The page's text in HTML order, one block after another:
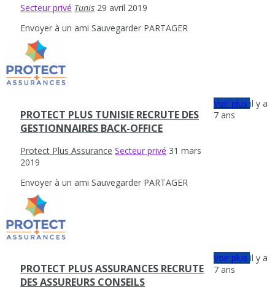
Secteur privé Tunis 29 avril 2019
Envoyer à un ami Sauvegarder PARTAGER
PROTECT PLUS TUNISIE RECRUTE DES
GESTIONNAIRES BACK-OFFICE
Protect Plus Assurance Secteur privé 31 mars
2019
Envoyer à un ami Sauvegarder PARTAGER
Voir plusil y a
7 ans
PROTECT PLUS ASSURANCES RECRUTE
DES ASSUREURS CONSEILS
Voir plusil y a
7 ans